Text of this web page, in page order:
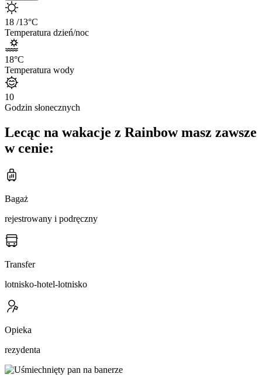
18 /13°C
Temperatura dzień/noc
18°C
Temperatura wody
10
Godzin słonecznych
Lecąc na wakacje z Rainbow masz zawsze
w cenie:
Bagaż
rejestrowany i podręczny
Transfer
lotnisko-hotel-lotnisko
Opieka
rezydenta